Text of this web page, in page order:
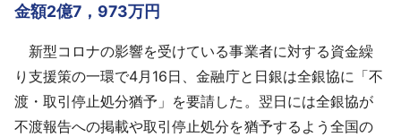
金額2億7，973万円
新型コロナの影響を受けている事業者に対する資金繰
り支援策の一環で4月16日、金融庁と日銀は全銀協に「不
渡・取引停止処分猶予」を要請した。翌日には全銀協が
不渡報告への掲載や取引停止処分を猶予するよう全国の